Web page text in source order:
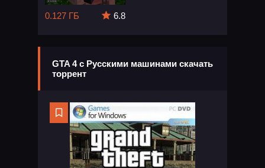
0.127 ГБ
6.8
GTA 4 с Русскими машинами скачать
торрент